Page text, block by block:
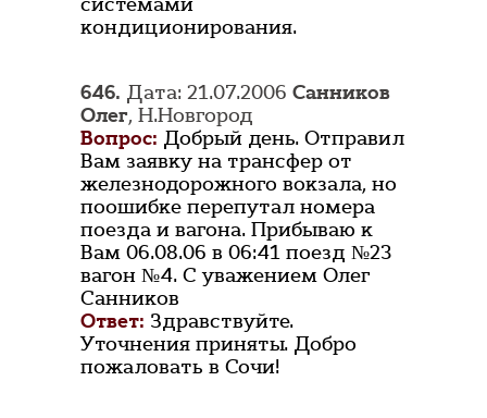
кондиционирования.
646. Дата: 21.07.2006 Санников
Олег, Н.Новгород
Вопрос: Добрый день. Отправил
Вам заявку на трансфер от
железнодорожного вокзала, но
поошибке перепутал номера
поезда и вагона. Прибываю к
Вам 06.08.06 в 06:41 поезд №23
вагон №4. С уважением Олег
Санников
Ответ: Здравствуйте.
Уточнения приняты. Добро
пожаловать в Сочи!